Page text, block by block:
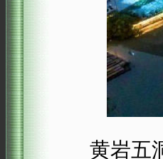
黄岩五洞